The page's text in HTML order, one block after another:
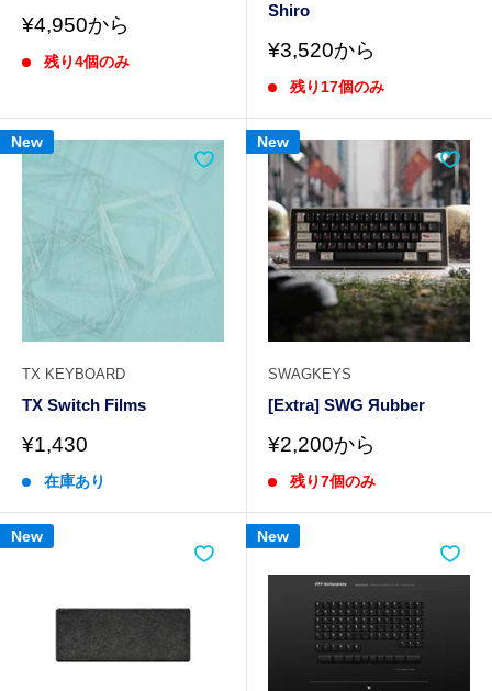
販
価
¥4,950から
残り4個のみ
Shiro
販
価
格
¥3,520から
残り17個のみ
New
TX KEYBOARD
TX Switch Films
販
価
格
¥1,430
在庫あり
New
SWAGKEYS
[Extra] SWG Яubber
販
価
格
¥2,200から
残り7個のみ
New New